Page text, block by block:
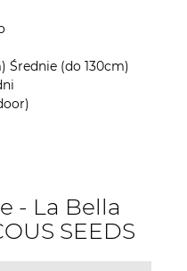
Średnie (do 130cm)
- La Bella
SEEDS